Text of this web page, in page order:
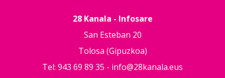
28 Kanala - Infosare
San Esteban 20
Tolosa (Gipuzkoa)
Tel: 943 69 89 35 - info@28kanala.eus